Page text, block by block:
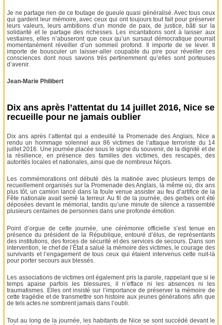
Je ne partage rien de ce foutage de gueule quasi généralisé. Avec tous ceux
qui gardent leur mémoire, avec ceux qui ont toujours tout fait pour préserver
leurs valeurs, leurs ambitions d’un monde de paix, de justice, bâti sur la
solidarité et le partage des richesses. Les incantations sont à laisser aux
vestiaires, elles n’abuseront que ceux qu’un sursaut démocratique pourrait
momentanément réveiller d’un sommeil profond. Il importe de se lever. Il
importe de bousculer un laisser-aller coupable du pire pour réveiller ces
consciences dont nous savons très pertinemment qu’elles sont porteuses
d’avenir.
Jean-Marie Philibert
Dix ans après l’attentat du 14 juillet 2016, Nice se
recueille pour ne jamais oublier
Dix ans après l’attentat qui a endeuillé la Promenade des Anglais, Nice a
rendu un hommage solennel aux 86 victimes de l’attaque terroriste du 14
juillet 2016. Une journée placée sous le signe du souvenir, de la dignité et de
la résilience, en présence des familles des victimes, des rescapés, des
autorités locales et nationales, ainsi que de nombreux Niçois.
Les commémorations ont débuté dès la matinée avec plusieurs temps de
recueillement organisés sur la Promenade des Anglais, là même où, dix ans
plus tôt, un camion lancé dans la foule venue assister au feu d’artifice de la
Fête nationale avait semé la terreur. Au fil de la journée, des gerbes ont été
déposées devant le mémorial, tandis qu’une minute de silence a rassemblé
plusieurs centaines de personnes dans une profonde émotion.
Point d’orgue de cette journée, une cérémonie officielle s’est tenue en
présence du président de la République, entouré d’élus, de représentants
des institutions, des forces de sécurité et des services de secours. Dans son
intervention, le chef de l’État a salué la mémoire des victimes, le courage des
survivants et l’engagement de tous ceux qui étaient intervenus cette nuit-là
pour porter secours aux blessés.
Les associations de victimes ont également pris la parole, rappelant que si le
temps apaise parfois les blessures, il n’efface ni les absences ni les
traumatismes. Elles ont insisté sur l’importance de préserver la mémoire de
cette tragédie et de transmettre son histoire aux jeunes générations afin que
de tels actes ne sombrent jamais dans l’oubli.
Tout au long de la journée, les habitants de Nice se sont succédé devant le